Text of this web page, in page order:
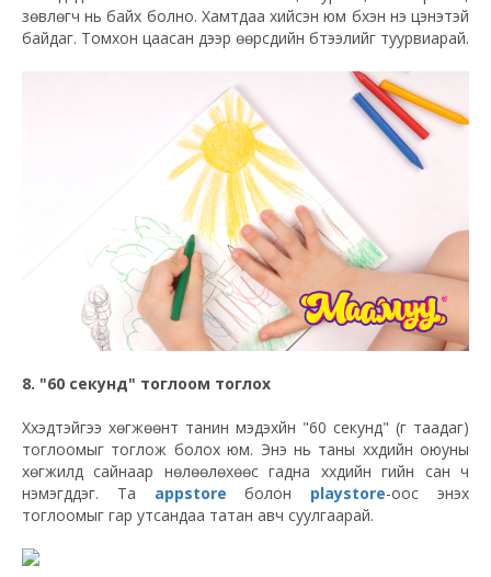
зөвлөгч нь байх болно. Хамтдаа хийсэн юм бүхэн үнэ цэнэтэй
байдаг. Томхон цаасан дээр өөрсдийн бүтээлийг туурвиарай.
8. "60 секунд" тоглоом тоглох
Хүүхэдтэйгээ хөгжөөнт танин мэдэхүйн "60 секунд" (үг таадаг)
тоглоомыг тоглож болох юм. Энэ нь таны хүүхдийн оюуны
хөгжилд сайнаар нөлөөлөхөөс гадна хүүхдийн үгийн сан ч
нэмэгддэг. Та appstore болон playstore-оос энэхүү
тоглоомыг гар утсандаа татан авч суулгаарай.